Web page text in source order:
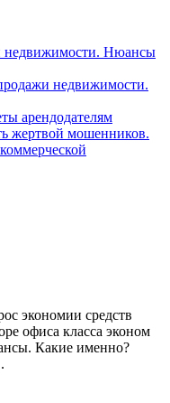
недвижимости. Нюансы
недвижимости.
арендодателям
жертвой мошенников.
экономии средств
офиса класса эконом
Какие именно?